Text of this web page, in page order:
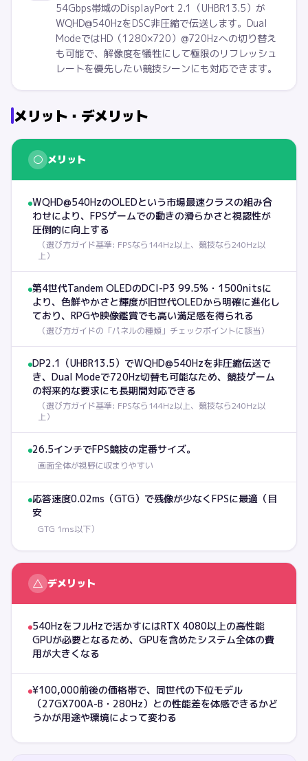
54Gbps帯域のDisplayPort 2.1（UHBR13.5）が
WQHD@540HzをDSC非圧縮で伝送します。Dual
ModeではHD（1280×720）@720Hzへの切り替え
も可能で、解像度を犠牲にして極限のリフレッシュ
レートを優先したい競技シーンにも対応できます。
メリット・デメリット
○ メリット
WQHD@540HzのOLEDという市場最速クラスの組み合
わせにより、FPSゲームでの動きの滑らかさと視認性が
圧倒的に向上する
（選び方ガイド基準: FPSなら144Hz以上、競技なら240Hz以
上）
第4世代Tandem OLEDのDCI-P3 99.5%・1500nitsに
より、色鮮やかさと輝度が旧世代OLEDから明確に進化し
ており、RPGや映像鑑賞でも高い満足感を得られる
（選び方ガイドの「パネルの種類」チェックポイントに該当）
DP2.1（UHBR13.5）でWQHD@540Hzを非圧縮伝送で
き、Dual Modeで720Hz切替も可能なため、競技ゲーム
の将来的な要求にも長期間対応できる
（選び方ガイド基準: FPSなら144Hz以上、競技なら240Hz以
上）
26.5インチでFPS競技の定番サイズ。
画面全体が視野に収まりやすい
応答速度0.02ms（GTG）で残像が少なくFPSに最適（目
安
GTG 1ms以下）
△ デメリット
540HzをフルHzで活かすにはRTX 4080以上の高性能
GPUが必要となるため、GPUを含めたシステム全体の費
用が大きくなる
¥100,000前後の価格帯で、同世代の下位モデル
（27GX700A-B・280Hz）との性能差を体感できるかど
うかが用途や環境によって変わる